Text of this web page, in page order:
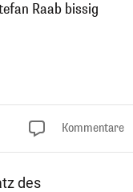
Raab bissig
Kommentare
des